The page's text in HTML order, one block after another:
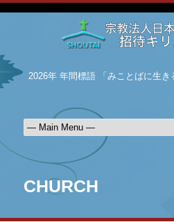
2026年 年間標語 「みことばに生き
CHURCH